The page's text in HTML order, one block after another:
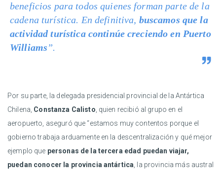
beneficios para todos quienes forman parte de la
cadena turística. En definitiva, buscamos que la
actividad turística continúe creciendo en Puerto
Williams”.
Por su parte, la delegada presidencial provincial de la Antártica
Chilena, Constanza Calisto , quien recibió al grupo en el
aeropuerto, aseguró que “estamos muy contentos porque el
gobierno trabaja arduamente en la descentralización y qué mejor
ejemplo que personas de la tercera edad puedan viajar,
puedan conocer la provincia antártica , la provincia más austral